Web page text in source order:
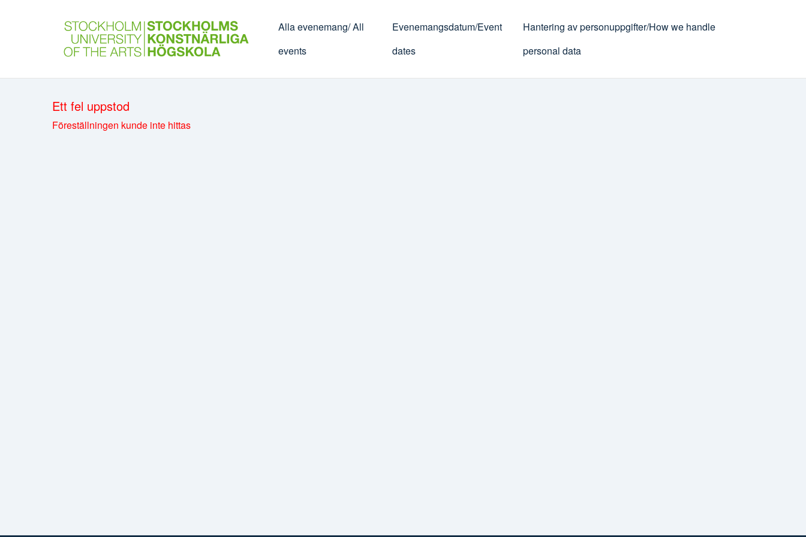
Alla evenemang/ All
events
Evenemangsdatum/Event
dates
Hantering av personuppgifter/How we handle
personal data
Ett fel uppstod
Föreställningen kunde inte hittas